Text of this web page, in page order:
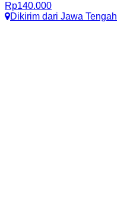
Rp140.000
Dikirim dari Jawa Tengah